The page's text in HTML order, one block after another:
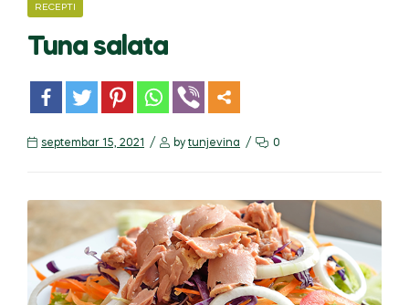
RECEPTI
Tuna salata
septembar 15, 2021 by tunjevina 0